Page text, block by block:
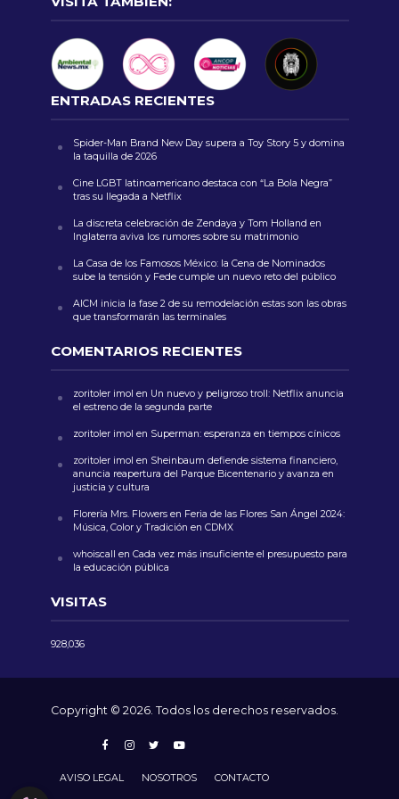
ENTRADAS RECIENTES
Spider-Man Brand New Day supera a Toy Story 5 y domina
la taquilla de 2026
Cine LGBT latinoamericano destaca con “La Bola Negra”
tras su llegada a Netflix
La discreta celebración de Zendaya y Tom Holland en
Inglaterra aviva los rumores sobre su matrimonio
La Casa de los Famosos México: la Cena de Nominados
sube la tensión y Fede cumple un nuevo reto del público
AICM inicia la fase 2 de su remodelación estas son las obras
que transformarán las terminales
COMENTARIOS RECIENTES
zoritoler imol en Un nuevo y peligroso troll: Netflix anuncia
el estreno de la segunda parte
zoritoler imol en Superman: esperanza en tiempos cínicos
zoritoler imol en Sheinbaum defiende sistema financiero,
anuncia reapertura del Parque Bicentenario y avanza en
justicia y cultura
Florería Mrs. Flowersen Feria de las Flores San Ángel 2024:
Música, Color y Tradición en CDMX
whoiscall en Cada vez más insuficiente el presupuesto para
la educación pública
VISITAS
928,036
Copyright © 2026. Todos los derechos reservados.
AVISO LEGAL NOSOTROS CONTACTO